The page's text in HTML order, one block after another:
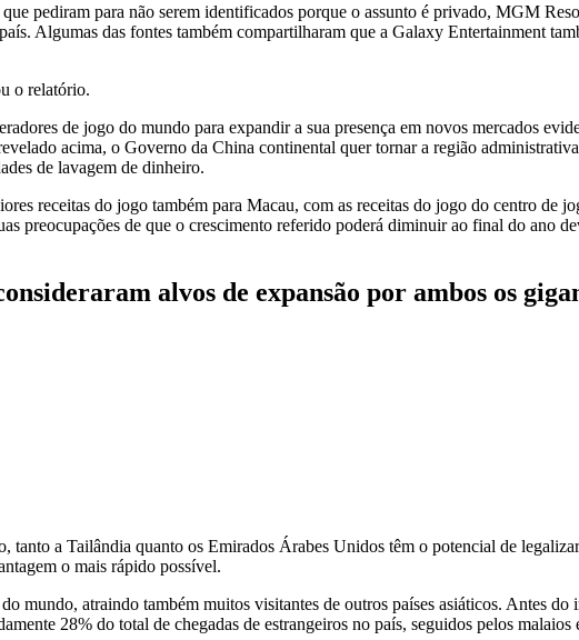
pediram para não serem identificados porque o assunto é privado, MGM
Algumas das fontes também compartilharam que a Galaxy Entertainment
o relatório.
de jogo do mundo para expandir a sua presença em novos mercados
acima, o Governo da China continental quer tornar a região
de lavagem de dinheiro.
receitas do jogo também para Macau, com as receitas do jogo do centro de
preocupações de que o crescimento referido poderá diminuir ao final do ano
alvos de expansão por ambos os
tanto a Tailândia quanto os Emirados Árabes Unidos têm o potencial de
o mais rápido possível.
mundo, atraindo também muitos visitantes de outros países asiáticos. Antes
28% do total de chegadas de estrangeiros no país, seguidos pelos malaios